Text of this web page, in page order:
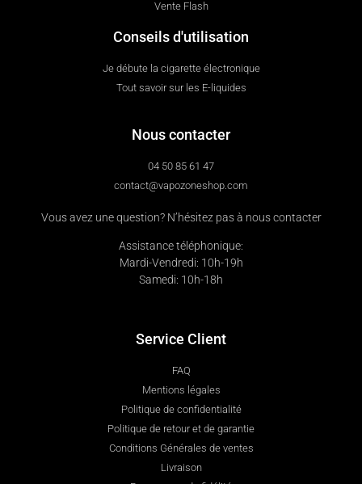
Vente Flash
Conseils d'utilisation
Je débute la cigarette électronique
Tout savoir sur les E-liquides
Nous contacter
04 50 85 61 47
contact@vapozoneshop.com
Vous avez une question? N’hésitez pas à nous contacter
Assistance téléphonique:
Mardi-Vendredi: 10h-19h
Samedi: 10h-18h
Service Client
FAQ
Mentions légales
Politique de confidentialité
Politique de retour et de garantie
Conditions Générales de ventes
Livraison